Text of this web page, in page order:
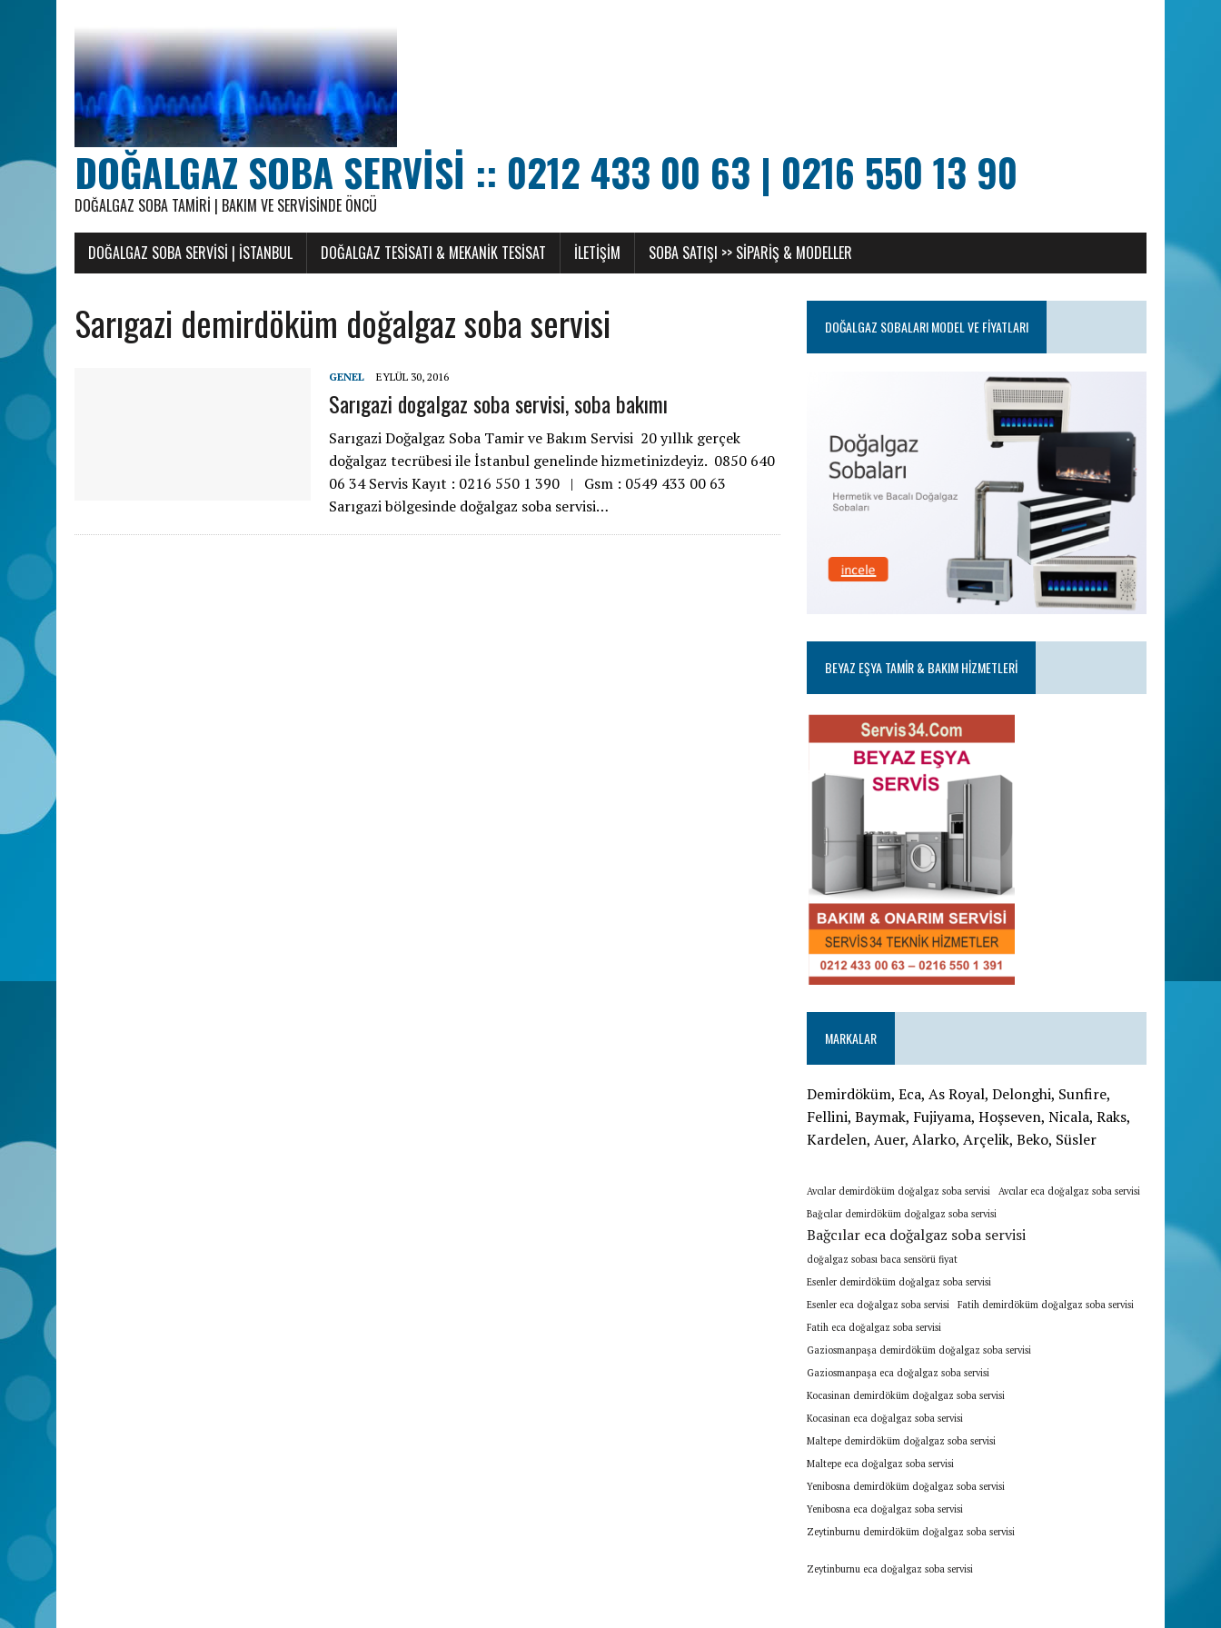
DOĞALGAZ SOBA SERVISI :: 0212 433 00 63 | 0216 550 13 90
DOĞALGAZ SOBA TAMIRI | BAKIM VE SERVISINDE ÖNCÜ
DOĞALGAZ SOBA SERVISI | İSTANBUL DOĞALGAZ TESISATI & MEKANIK TESISAT ILETIŞIM SOBA SATIŞI >> SIPARIŞ & MODELLER
Sarıgazi demirdöküm doğalgaz soba servisi
GENEL EYLÜL 30, 2016
Sarıgazi dogalgaz soba servisi, soba bakımı
Sarıgazi Doğalgaz Soba Tamir ve Bakım Servisi 20 yıllık gerçek
doğalgaz tecrübesi ile İstanbul genelinde hizmetinizdeyiz. 0850 640
06 34 Servis Kayıt : 0216 550 1 390 | Gsm : 0549 433 00 63
Sarıgazi bölgesinde doğalgaz soba servisi…
DOĞALGAZ SOBALARI MODEL VE FIYATLARI
BEYAZ EŞYA TAMIR & BAKIM HIZMETLERI
MARKALAR
Demirdöküm, Eca, As Royal, Delonghi, Sunfire,
Fellini, Baymak, Fujiyama, Hoşseven, Nicala, Raks,
Kardelen, Auer, Alarko, Arçelik, Beko, Süsler
Avcılar demirdöküm doğalgaz soba servisi
Avcılar eca doğalgaz soba servisi
Bağcılar demirdöküm doğalgaz soba servisi
Bağcılar eca doğalgaz soba servisi
doğalgaz sobası baca sensörü fiyat
Esenler demirdöküm doğalgaz soba servisi
Esenler eca doğalgaz soba servisi
Fatih demirdöküm doğalgaz soba servisi
Fatih eca doğalgaz soba servisi
Gaziosmanpaşa demirdöküm doğalgaz soba servisi
Gaziosmanpaşa eca doğalgaz soba servisi
Kocasinan demirdöküm doğalgaz soba servisi
Kocasinan eca doğalgaz soba servisi
Maltepe demirdöküm doğalgaz soba servisi
Maltepe eca doğalgaz soba servisi
Yenibosna demirdöküm doğalgaz soba servisi
Yenibosna eca doğalgaz soba servisi
Zeytinburnu demirdöküm doğalgaz soba servisi
Zeytinburnu eca doğalgaz soba servisi